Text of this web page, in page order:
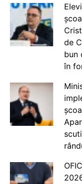
de
bun
în